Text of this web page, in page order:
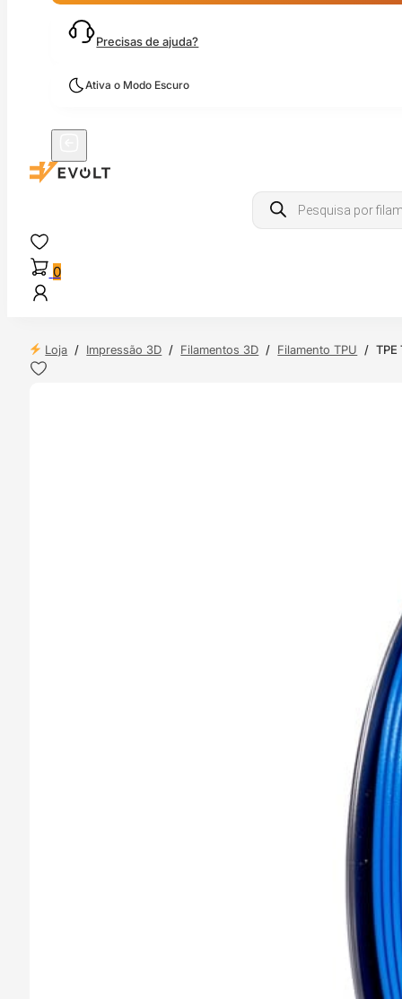
Precisas de ajuda?
Ativa o Modo Escuro
Products
search
0
Loja / Impressão 3D / Filamentos 3D / Filamento TPU / TPE